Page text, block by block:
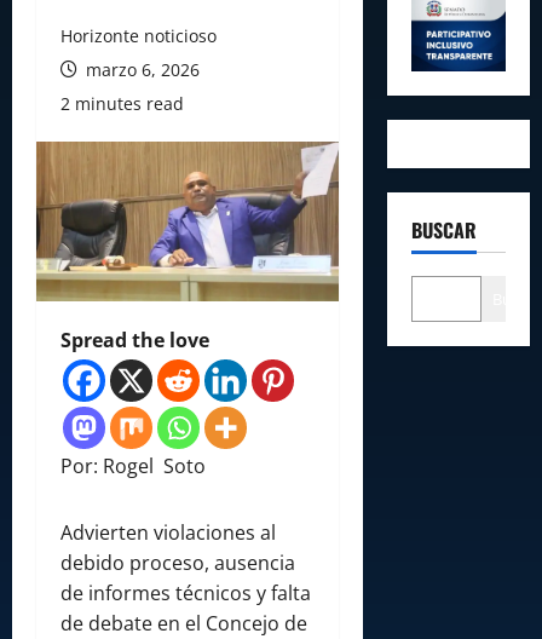
Horizonte noticioso
marzo 6, 2026
2 minutes read
Spread the love
Por: Rogel Soto
Advierten violaciones al
debido proceso, ausencia
de informes técnicos y falta
de debate en el Concejo de
BUSCAR